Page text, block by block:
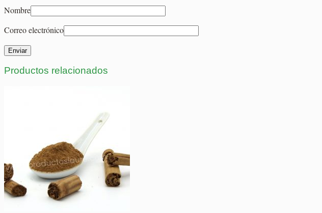
Nombre
Correo electrónico
Productos relacionados